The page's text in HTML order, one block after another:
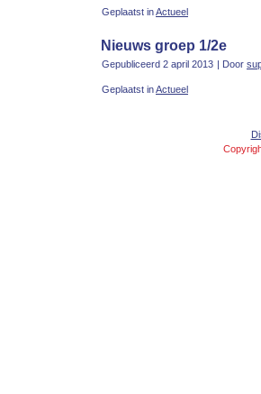
Geplaatst inActueel
Nieuws groep 1/2e
Gepubliceerd 2 april 2013 | Door
Geplaatst inActueel